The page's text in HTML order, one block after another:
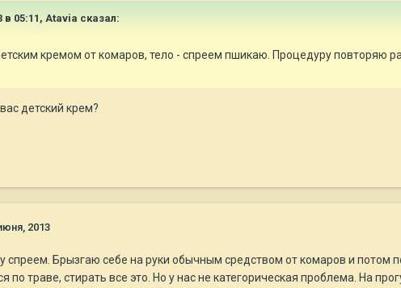
в 05:11, Atavia сказал:
кремом от комаров, тело - спреем пшикаю. Процедуру повторяю
детский крем?
2013
Брызгаю себе на руки обычным средством от комаров и потом
по траве, стирать все это. Но у нас не категорическая проблема. На